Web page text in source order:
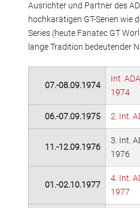
Ausrichter und Partner des
hochkarätigen GT-Serien wie
Series (heute Fanatec GT
lange Tradition bedeutender
07.-08.09.1974
Int.
1974
06.-07.09.1975 2. Int.
11.-12.09.1976
3. Int.
1976
01.-02.10.1977
4. Int.
1977